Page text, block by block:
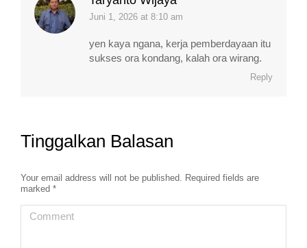
says:
Juni 1, 2026 at 8:10 am
yen kaya ngana, kerja pemberdayaan itu
sukses ora kondang, kalah ora wirang.
Reply
Tinggalkan Balasan
Your email address will not be published. Required fields are
marked *
Comment